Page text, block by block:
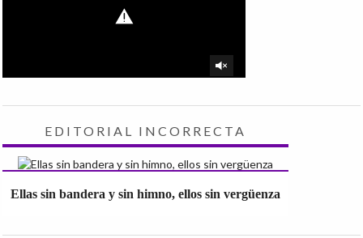
EDITORIAL INCORRECTA
Ellas sin bandera y sin himno, ellos sin vergüenza